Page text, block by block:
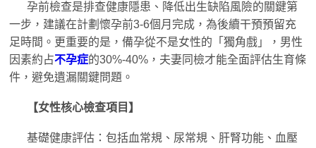
孕前檢查是排查健康隱患、降低出生缺陷風險的關鍵第
一步，建議在計劃懷孕前3-6個月完成，為後續干預預留充
足時間。更重要的是，備孕從不是女性的「獨角戲」，男性
因素約占不孕症的30%-40%，夫妻同檢才能全面評估生育條
件，避免遺漏關鍵問題。
【女性核心檢查項目】
基礎健康評估：包括血常規、尿常規、肝腎功能、血壓